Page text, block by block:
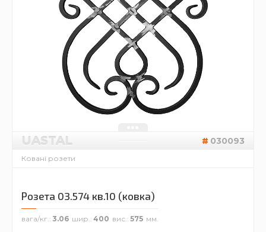
UASTAL 030093
Ковані розети
Розета 03.574 кв.10 (ковка)
вага/кг. 3.06 шир. 400 вис. 575